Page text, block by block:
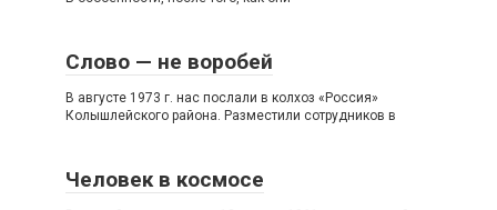
Слово — не воробей
В августе 1973 г. нас послали в колхоз «Россия»
Колышлейского района. Разместили сотрудников в
Человек в космосе